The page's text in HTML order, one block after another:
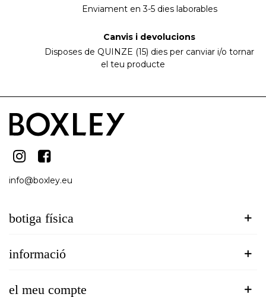
Enviament en 3-5 dies laborables
Canvis i devolucions
Disposes de QUINZE (15) dies per canviar i/o tornar
el teu producte
info@boxley.eu
botiga física
informació
el meu compte